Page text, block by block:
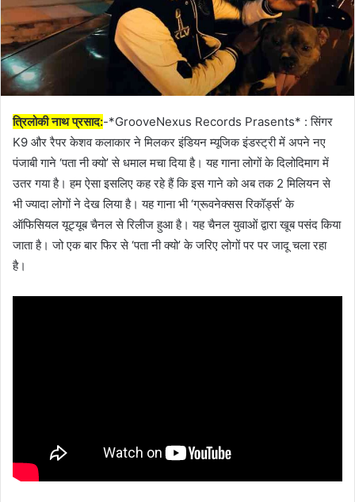
त्रिलोकी नाथ प्रसाद:-*GrooveNexus Records Prasents* : सिंगर
K9 और रैपर केशव कलाकार ने मिलकर इंडियन म्यूजिक इंडस्ट्री में अपने नए
पंजाबी गाने ‘पता नी क्यो’ से धमाल मचा दिया है। यह गाना लोगों के दिलोदिमाग में
उतर गया है। हम ऐसा इसलिए कह रहे हैं कि इस गाने को अब तक 2 मिलियन से
भी ज्यादा लोगों ने देख लिया है। यह गाना भी ‘ग्रूवनेक्सस रिकॉर्ड्स’ के
ऑफिसियल यूट्यूब चैनल से रिलीज हुआ है। यह चैनल युवाओं द्वारा खूब पसंद किया
जाता है। जो एक बार फिर से ‘पता नी क्यो’ के जरिए लोगों पर पर जादू चला रहा
है।